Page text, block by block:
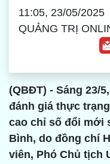
11:05, 23/05/2025
QUẢNG TRỊ
(QBĐT) - Sáng 23/
đánh giá thực
cao chỉ số đổi mới
Bình, do đồng chí
viên, Phó Chủ tịch